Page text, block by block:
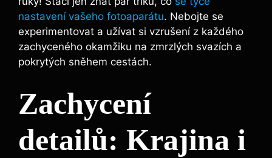
nastavení vašeho fotoaparátu. Nebojte se
experimentovat a užívat si vzrušení z každého
zachyceného okamžiku na zmrzlých svazích a
pokrytých sněhem cestách.
Zachycení
detailů: Krajina i